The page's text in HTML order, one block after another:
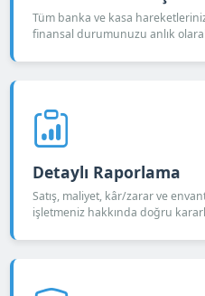
Tüm banka ve kasa
finansal durumunuzu anlık
Detaylı Raporlama
Satış, maliyet, kâr/zarar ve
işletmeniz hakkında doğru